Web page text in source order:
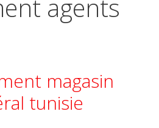
agents
magasin
tunisie